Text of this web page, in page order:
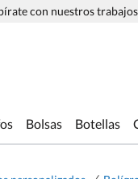
con nuestros trabajos
Bolsas Botellas